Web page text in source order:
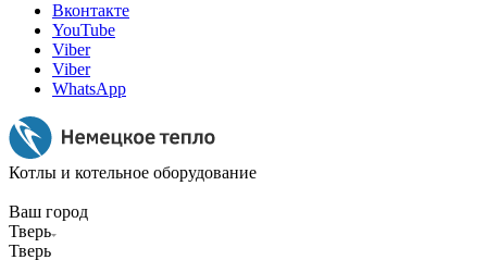
Вконтакте
YouTube
Viber
Viber
WhatsApp
Котлы и котельное оборудование
Ваш город
Тверь
Тверь